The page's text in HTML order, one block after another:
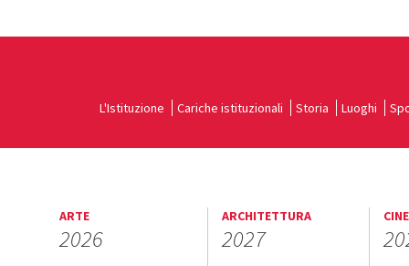
L'Istituzione Cariche istituzionali Storia Luoghi
ARTE
2026
ARCHITETTURA
2027